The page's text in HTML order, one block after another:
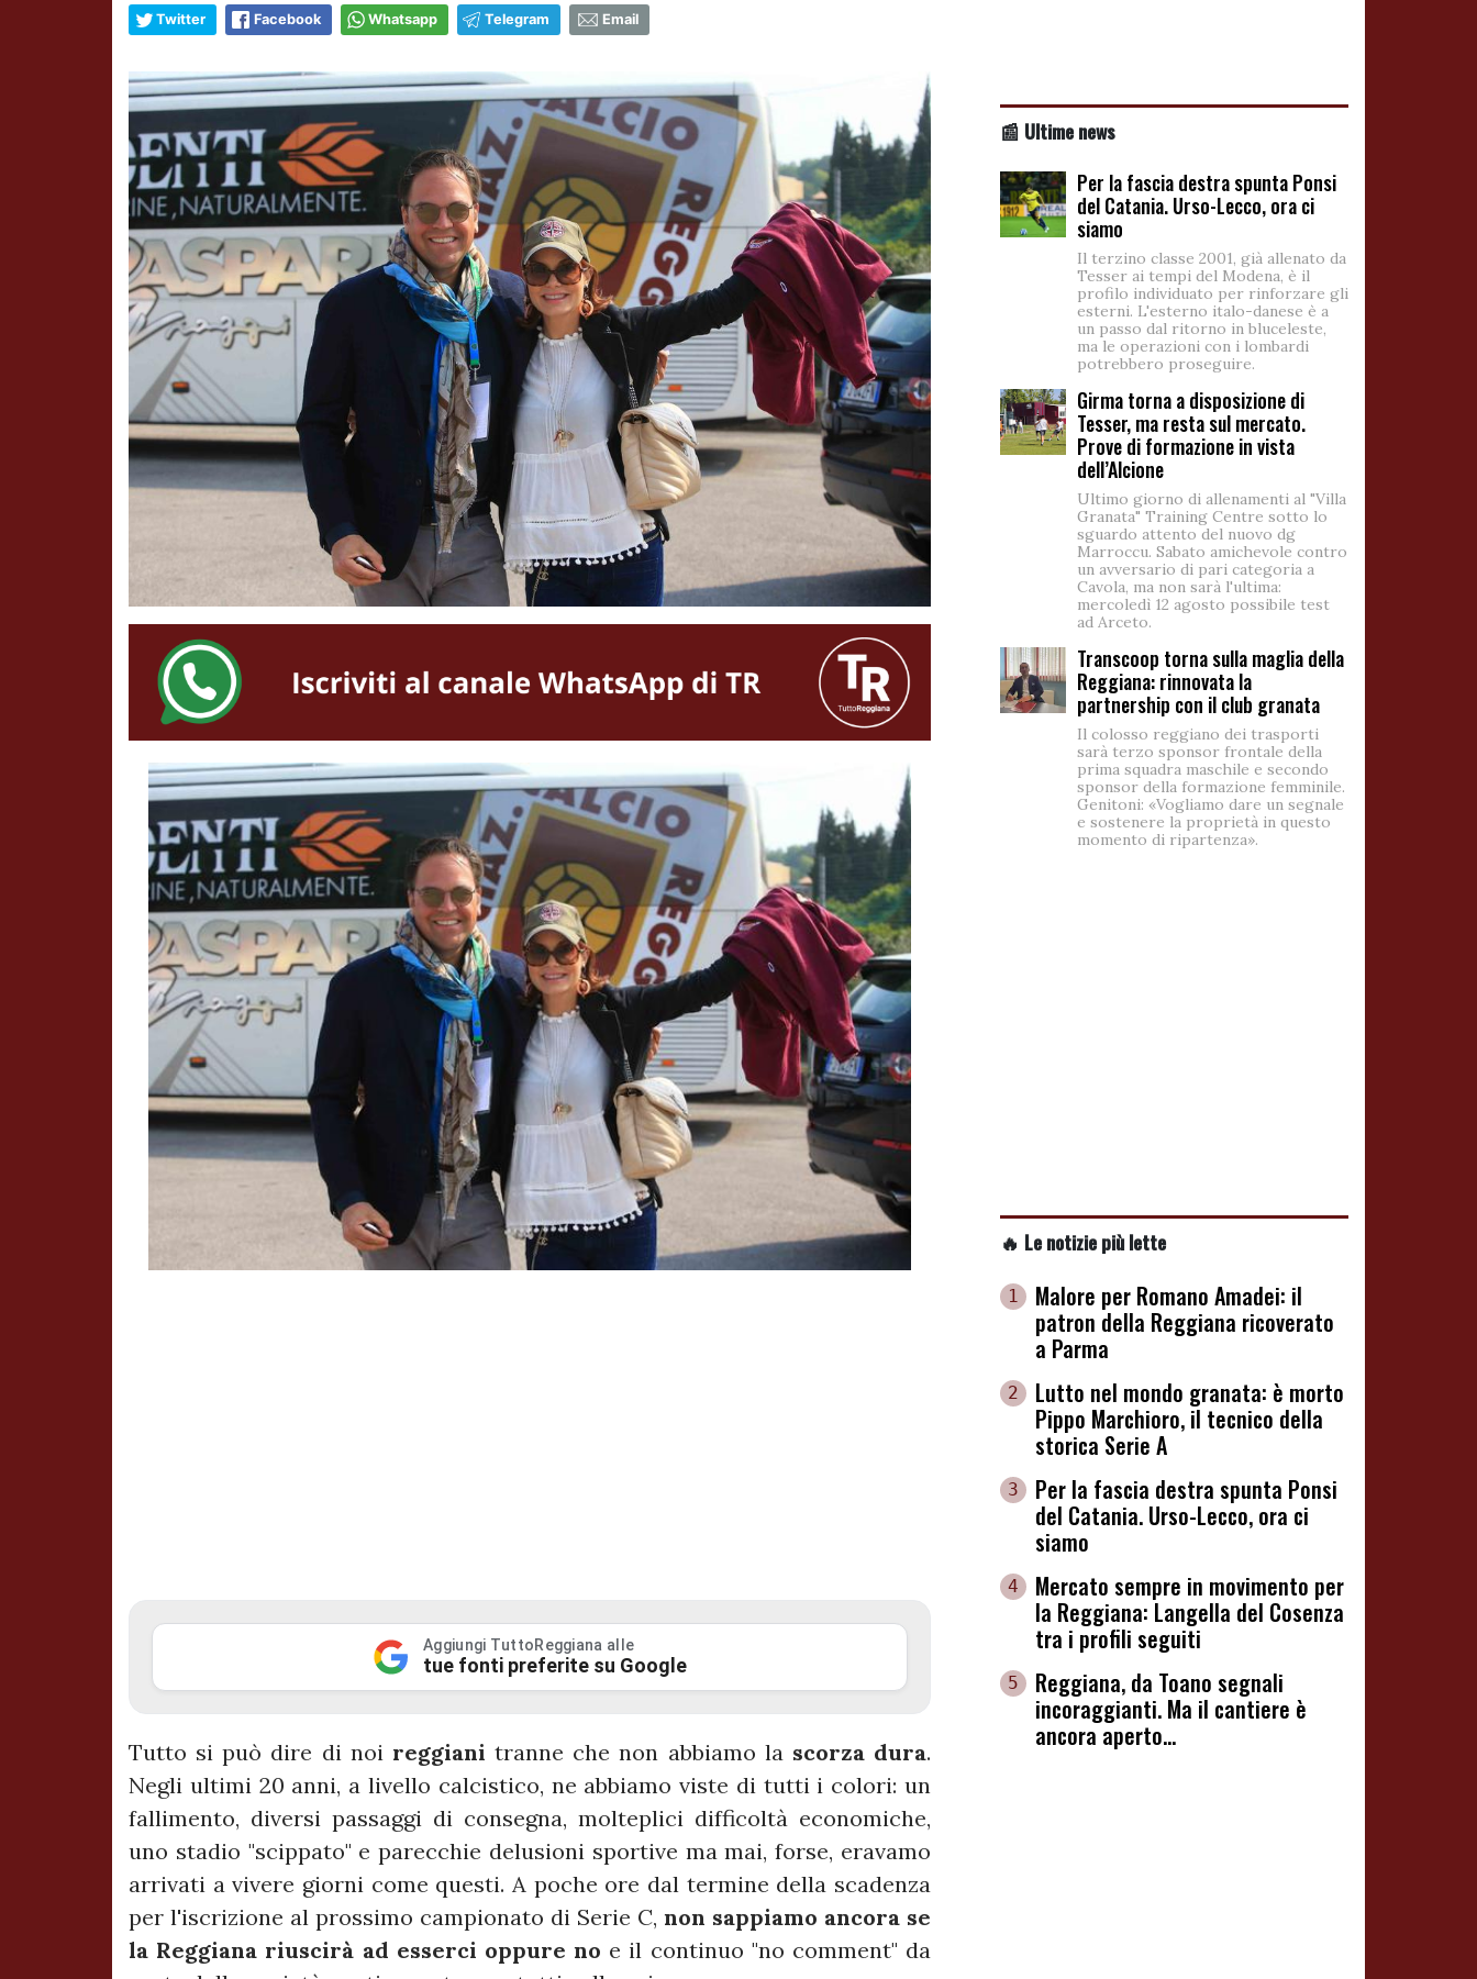
Twitter Facebook Whatsapp Telegram Email
Aggiungi TuttoReggiana alle
tue fonti preferite su Google
Tutto si può dire di noi reggiani tranne che non abbiamo la scorza dura.
Negli ultimi 20 anni, a livello calcistico, ne abbiamo viste di tutti i colori: un
fallimento, diversi passaggi di consegna, molteplici difficoltà economiche,
uno stadio "scippato" e parecchie delusioni sportive ma mai, forse, eravamo
arrivati a vivere giorni come questi. A poche ore dal termine della scadenza
per l'iscrizione al prossimo campionato di Serie C, non sappiamo ancora se
la Reggiana riuscirà ad esserci oppure no e il continuo "no comment" da
📰 Ultime news
Per la fascia destra spunta Ponsi
del Catania. Urso-Lecco, ora ci
siamo
Il terzino classe 2001, già allenato da
Tesser ai tempi del Modena, è il
profilo individuato per rinforzare gli
esterni. L'esterno italo-danese è a
un passo dal ritorno in bluceleste,
ma le operazioni con i lombardi
potrebbero proseguire.
Girma torna a disposizione di
Tesser, ma resta sul mercato.
Prove di formazione in vista
dell’Alcione
Ultimo giorno di allenamenti al "Villa
Granata" Training Centre sotto lo
sguardo attento del nuovo dg
Marroccu. Sabato amichevole contro
un avversario di pari categoria a
Cavola, ma non sarà l'ultima:
mercoledì 12 agosto possibile test
ad Arceto.
Transcoop torna sulla maglia della
Reggiana: rinnovata la
partnership con il club granata
Il colosso reggiano dei trasporti
sarà terzo sponsor frontale della
prima squadra maschile e secondo
sponsor della formazione femminile.
Genitoni: «Vogliamo dare un segnale
e sostenere la proprietà in questo
momento di ripartenza».
🔥 Le notizie più lette
1
Malore per Romano Amadei: il
patron della Reggiana ricoverato
a Parma
2
Lutto nel mondo granata: è morto
Pippo Marchioro, il tecnico della
storica Serie A
3
Per la fascia destra spunta Ponsi
del Catania. Urso-Lecco, ora ci
siamo
4
Mercato sempre in movimento per
la Reggiana: Langella del Cosenza
tra i profili seguiti
5
Reggiana, da Toano segnali
incoraggianti. Ma il cantiere è
ancora aperto...